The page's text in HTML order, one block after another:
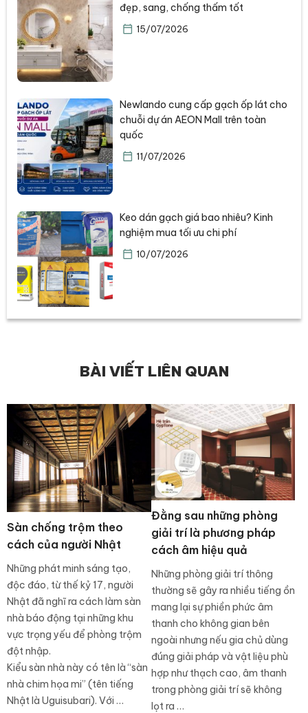
đẹp, sang, chống thấm tốt
15/07/2026
Newlando cung cấp gạch ốp lát cho
chuỗi dự án AEON Mall trên toàn
quốc
11/07/2026
Keo dán gạch giá bao nhiêu? Kinh
nghiệm mua tối ưu chi phí
10/07/2026
BÀI VIẾT LIÊN QUAN
Sàn chống trộm theo
cách của người Nhật
Những phát minh sáng tạo,
độc đáo, từ thế kỷ 17, người
Nhật đã nghĩ ra cách làm sàn
nhà báo động tại những khu
vực trọng yếu để phòng trộm
đột nhập.
Kiểu sàn nhà này có tên là “sàn
nhà chim họa mi” (tên tiếng
Nhật là Uguisubari). Với …
Đằng sau những phòng
giải trí là phương pháp
cách âm hiệu quả
Những phòng giải trí thông
thường sẽ gây ra nhiều tiếng ồn
mang lại sự phiền phức âm
thanh cho không gian bên
ngoài nhưng nếu gia chủ dùng
đúng giải pháp và vật liệu phù
hợp như thạch cao, âm thanh
trong phòng giải trí sẽ không
lọt ra …